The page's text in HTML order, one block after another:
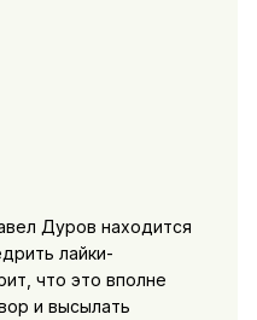
Дуров находится
лайки-
что это вполне
и высылать